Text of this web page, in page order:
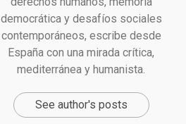
democrática y desafíos sociales
contemporáneos, escribe desde
España con una mirada crítica,
mediterránea y humanista.
See author's posts